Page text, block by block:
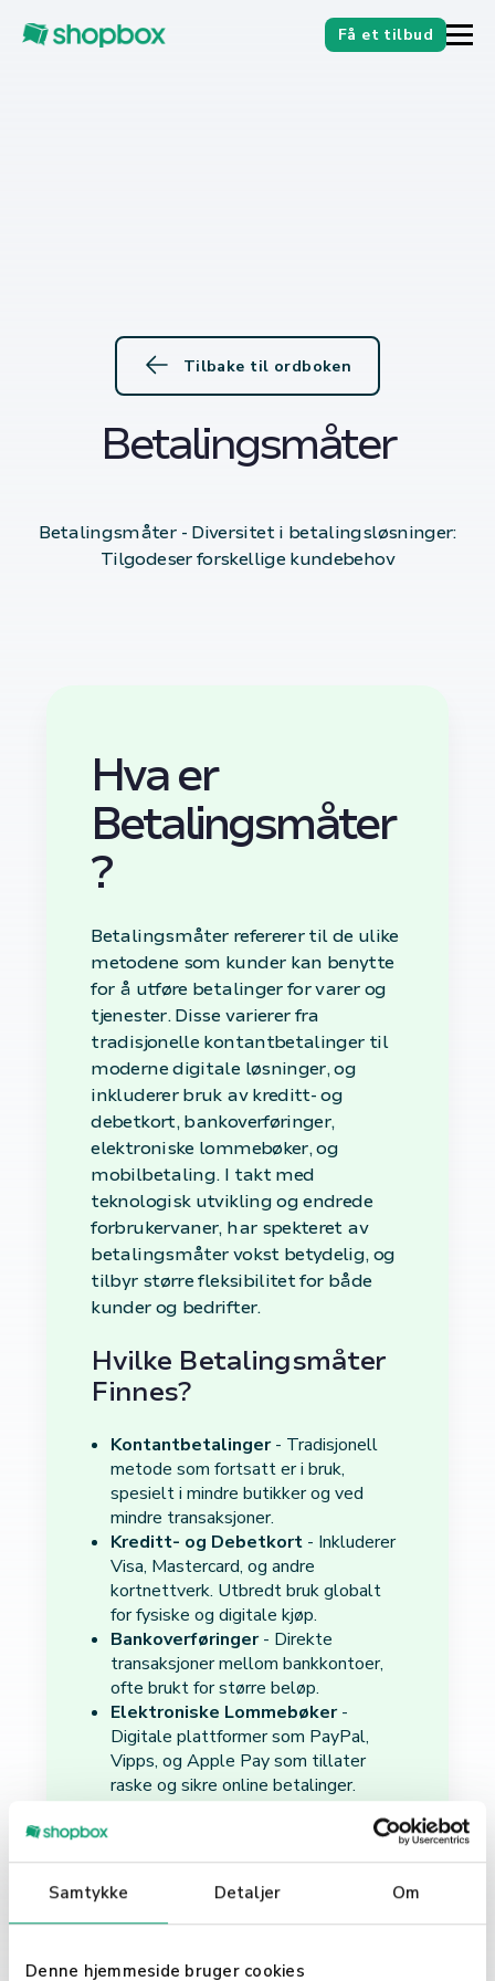
Samtykke Detaljer Om
Denne hjemmeside bruger cookies
Få et tilbud
Tilbake til ordboken
Betalingsmåter
Betalingsmåter - Diversitet i betalingsløsninger:
Tilgodeser forskellige kundebehov
Hva er
Betalingsmåter
?
Betalingsmåter refererer til de ulike
metodene som kunder kan benytte
for å utføre betalinger for varer og
tjenester. Disse varierer fra
tradisjonelle kontantbetalinger til
moderne digitale løsninger, og
inkluderer bruk av kreditt- og
debetkort, bankoverføringer,
elektroniske lommebøker, og
mobilbetaling. I takt med
teknologisk utvikling og endrede
forbrukervaner, har spekteret av
betalingsmåter vokst betydelig, og
tilbyr større fleksibilitet for både
kunder og bedrifter.
Hvilke Betalingsmåter
Finnes?
Kontantbetalinger- Tradisjonell
metode som fortsatt er i bruk,
spesielt i mindre butikker og ved
mindre transaksjoner.
Kreditt- og Debetkort - Inkluderer
Visa, Mastercard, og andre
kortnettverk. Utbredt bruk globalt
for fysiske og digitale kjøp.
Bankoverføringer- Direkte
transaksjoner mellom bankkontoer,
ofte brukt for større beløp.
Elektroniske Lommebøker-
Digitale plattformer som PayPal,
Vipps, og Apple Pay som tillater
raske og sikre online betalinger.
Mobilbetaling- Betaling gjennom
teknologi eller dedikerte apper.
Hvorfor er Varierte
Viktige?